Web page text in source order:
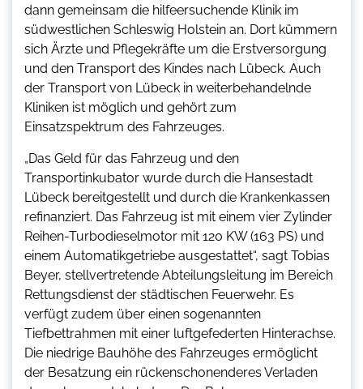
dann gemeinsam die hilfeersuchende Klinik im
südwestlichen Schleswig Holstein an. Dort kümmern
sich Ärzte und Pflegekräfte um die Erstversorgung
und den Transport des Kindes nach Lübeck. Auch
der Transport von Lübeck in weiterbehandelnde
Kliniken ist möglich und gehört zum
Einsatzspektrum des Fahrzeuges.
„Das Geld für das Fahrzeug und den
Transportinkubator wurde durch die Hansestadt
Lübeck bereitgestellt und durch die Krankenkassen
refinanziert. Das Fahrzeug ist mit einem vier Zylinder
Reihen-Turbodieselmotor mit 120 KW (163 PS) und
einem Automatikgetriebe ausgestattet“, sagt Tobias
Beyer, stellvertretende Abteilungsleitung im Bereich
Rettungsdienst der städtischen Feuerwehr. Es
verfügt zudem über einen sogenannten
Tiefbettrahmen mit einer luftgefederten Hinterachse.
Die niedrige Bauhöhe des Fahrzeuges ermöglicht
der Besatzung ein rückenschonenderes Verladen